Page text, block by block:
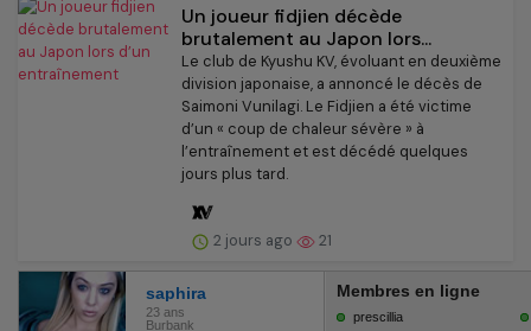
Un joueur fidjien décède
brutalement au Japon lors...
Le club de Kyushu KV, évoluant en deuxième
division japonaise, a annoncé le décès de
Saimoni Vunilagi. Le Fidjien a été victime
d’un « coup de chaleur sévère » à
l’entraînement et est décédé quelques
jours plus tard.
2 jours ago 21